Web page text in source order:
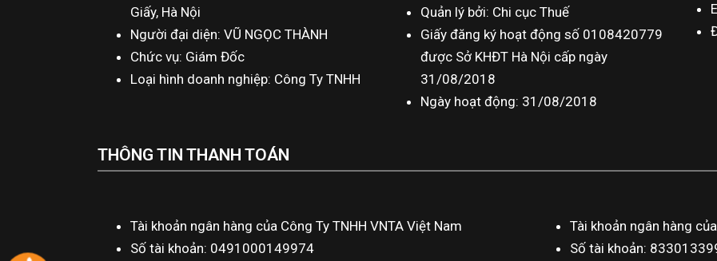
Giấy, Hà Nội
Người đại diện: VŨ NGỌC THÀNH
Chức vụ: Giám Đốc
Loại hình doanh nghiệp: Công Ty TNHH
Quản lý bởi: Chi cục Thuế
Giấy đăng ký hoạt động số 0108420779
được Sở KHĐT Hà Nội cấp ngày
31/08/2018
Ngày hoạt động: 31/08/2018
THÔNG TIN THANH TOÁN
Tài khoản ngân hàng của Công Ty TNHH VNTA Việt Nam
Số tài khoản: 0491000149974
Tài khoản ngân hàng
Số tài khoản: